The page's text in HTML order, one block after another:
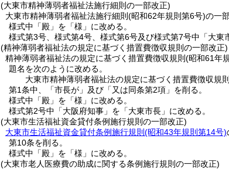
(大東市精神薄弱者福祉法施行細則の一部改正)
大東市精神薄弱者福祉法施行細則 (昭和62年規則第6号)の一
様式中「殿」を「様」に改める。
様式第3号、様式第4号、様式第6号及び様式第7号中「大東
(精神薄弱者福祉法の規定に基づく措置費徴収規則の一部改正)
精神薄弱者福祉法の規定に基づく措置費徴収規則 (昭和61年
題名を次のように改める。
大東市精神薄弱者福祉法の規定に基づく措置費徴収規則
第1条中、「市長が」及び「又は同条第2項」を削る。
様式中「殿」を「様」に改める。
様式第2号中「大阪府知事」を「大東市長」に改める。
(大東市生活福祉資金貸付条例施行規則の一部改正)
大東市生活福祉資金貸付条例施行規則 (昭和43年規則第14号)
第10条を削る。
様式中「殿」を「様」に改める。
(大東市老人医療費の助成に関する条例施行規則の一部改正)